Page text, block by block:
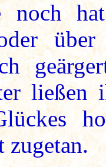
noch
ließen
zugetan.